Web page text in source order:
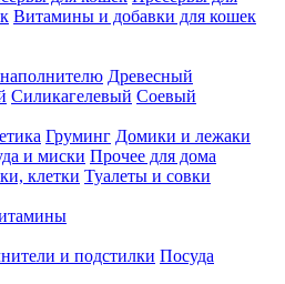
Витамины и добавки для кошек
Древесный
Силикагелевый Соевый
Груминг Домики и лежаки
и миски Прочее для дома
клетки Туалеты и совки
и подстилки Посуда